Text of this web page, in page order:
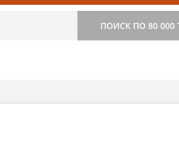
СТРОИТЕЛЬСТВО
ПОИСК ПО 80 000